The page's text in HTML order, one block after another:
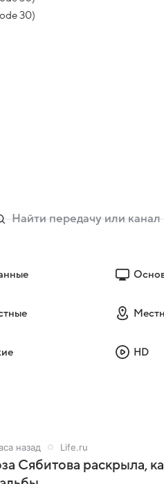
30)
HD
назад Life.ru
Сябитова раскрыла,